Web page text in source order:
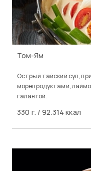
Том-Ям
Острый тайский суп,
морепродуктами,
галангой.
330 г. / 92.314 ккал